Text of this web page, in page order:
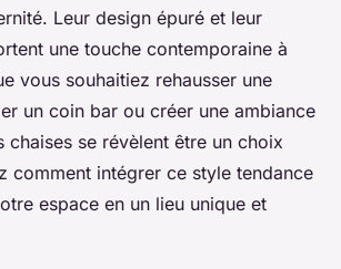
Leur design épuré et leur
une touche contemporaine à
vous souhaitiez rehausser une
un coin bar ou créer une ambiance
chaises se révèlent être un choix
comment intégrer ce style tendance
espace en un lieu unique et